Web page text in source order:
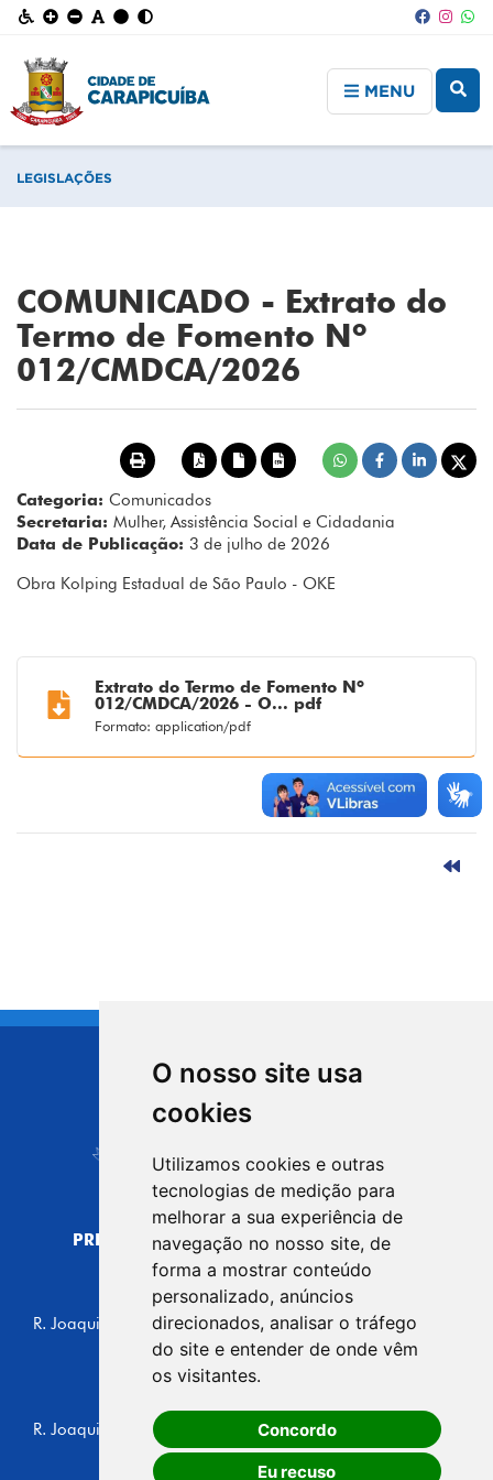
O nosso site usa
cookies
Utilizamos cookies e outras
tecnologias de medição para
melhorar a sua experiência de
navegação no nosso site, de
forma a mostrar conteúdo
personalizado, anúncios
direcionados, analisar o tráfego
do site e entender de onde vêm
os visitantes.
Concordo
Eu recuso
MENU
LEGISLAÇÕES
COMUNICADO - Extrato do
Termo de Fomento Nº
012/CMDCA/2026
Categoria: Comunicados
Secretaria: Mulher, Assistência Social e Cidadania
Data de Publicação: 3 de julho de 2026
Obra Kolping Estadual de São Paulo - OKE
Extrato do Termo de Fomento Nº
012/CMDCA/2026 - O... pdf
Formato: application/pdf
CIDADE DE
Carapicuíba
PREFEITURA MUNICIPAL DE CARAPICUÍBA
CNPJ: 44.892.693/0001-40
CENTRO ADMINISTRATIVO
R. Joaquim das Neves, 211 - Vila Caldas, Carapicuíba/SP
CEP: 06310-030, Brasil
Telefone: 4164-5500
GABINETE DO PREFEITO
R. Joaquim das Neves, 205 - Vila Caldas, Carapicuíba/SP
CEP: 06310-030, Brasil